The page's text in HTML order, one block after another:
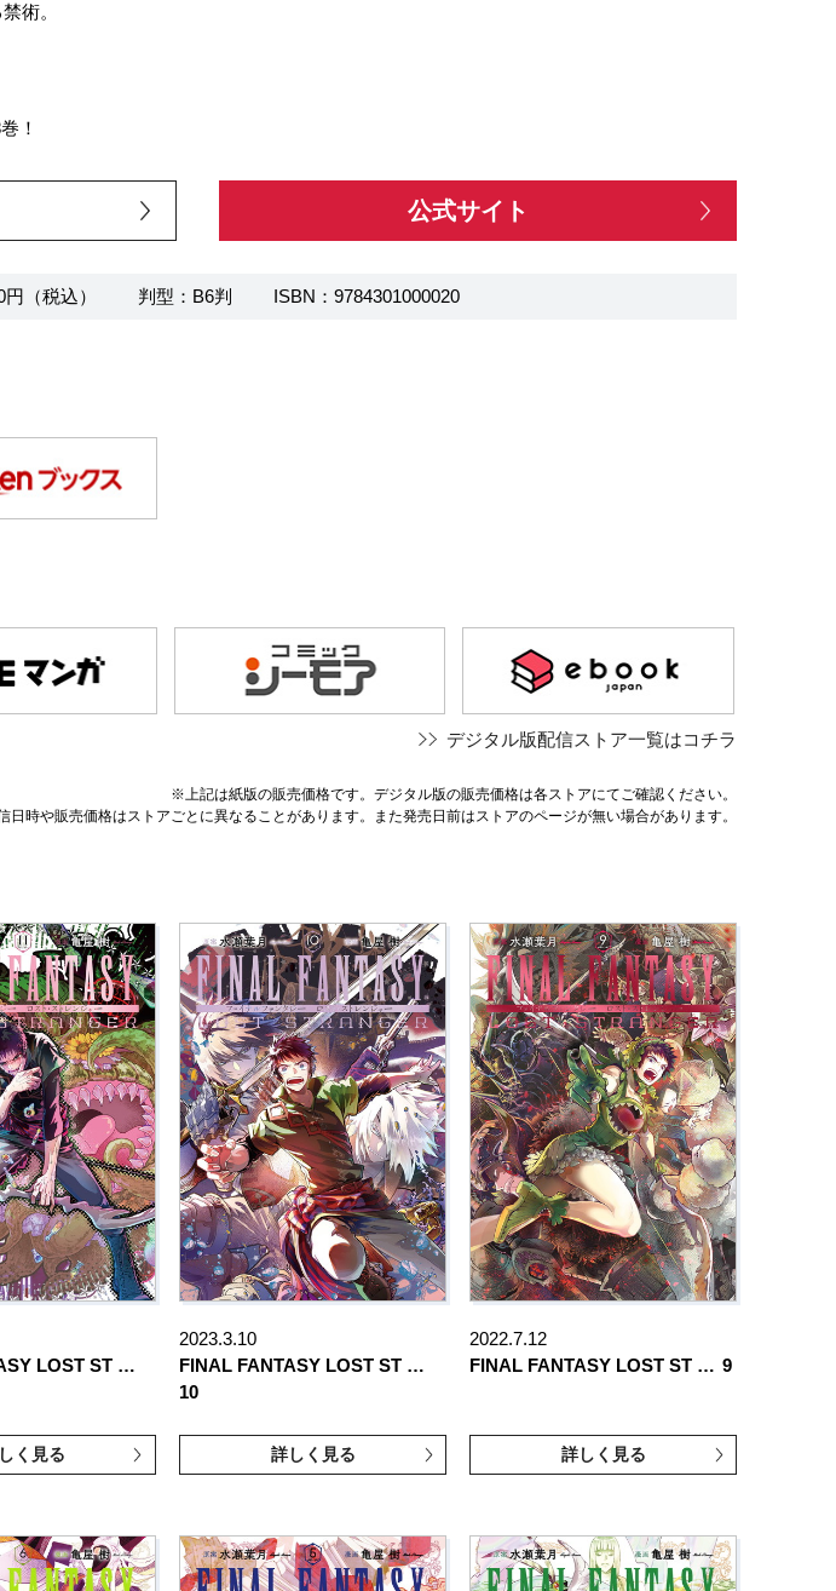
術。
！
公式サイト
円（税込） 判型：B6判 ISBN：9784301000020
デジタル版配信ストア一覧はコチラ
※上記は紙版の販売価格です。デジタル版の販売価格は各ストアにてご確認ください。
時や販売価格はストアごとに異なることがあります。また発売日前はストアのページが無い場合があります。
LOST ST …
く見る
2023.3.10
FINAL FANTASY LOST ST …
10
詳しく見る
2022.7.12
FINAL FANTASY LOST ST … 9
詳しく見る